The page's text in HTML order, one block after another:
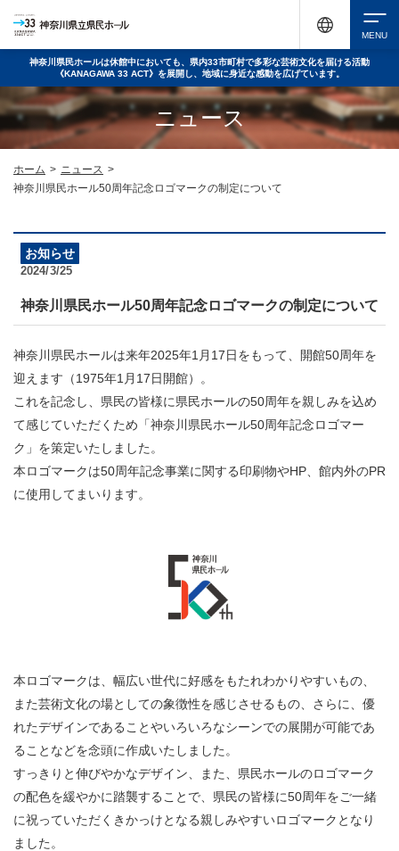
神奈川県民ホールは休館中においても、県内33市町村で多彩な芸術文化を届ける活動
《KANAGAWA 33 ACT》を展開し、地域に身近な感動を広げています。
イベントを探す
・ イベント一覧
休館中の県民ホールについて
・ 施設概要
・ パイプオルガン
・ 神奈川県民ホールの取り組み
​​​​​​​​​​​​​神奈川県立県民ホール
ギャラリーSNS
ニュース
ホーム > ニュース >
神奈川県民ホール50周年記念ロゴマークの制定について
お知らせ
2024/3/25
神奈川県民ホール50周年記念ロゴマークの制定について
神奈川県民ホールは来年2025年1月17日をもって、開館50周年を
迎えます（1975年1月17日開館）。
これを記念し、県民の皆様に県民ホールの50周年を親しみを込め
て感じていただくため「神奈川県民ホール50周年記念ロゴマー
ク」を策定いたしました。
本ロゴマークは50周年記念事業に関する印刷物やHP、館内外のPR
に使用してまいります。
本ロゴマークは、幅広い世代に好感をもたれわかりやすいもの、
また芸術文化の場としての象徴性を感じさせるもの、さらに、優
れたデザインであることやいろいろなシーンでの展開が可能であ
ることなどを念頭に作成いたしました。
すっきりと伸びやかなデザイン、また、県民ホールのロゴマーク
の配色を緩やかに踏襲することで、県民の皆様に50周年をご一緒
に祝っていただくきかっけとなる親しみやすいロゴマークとなり
ました。